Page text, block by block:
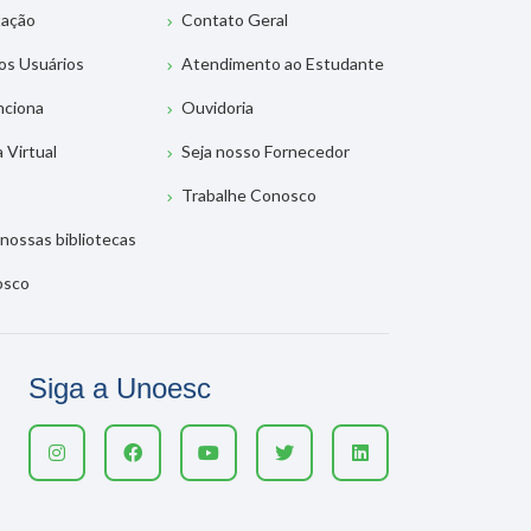
Usuários
Virtual
bibliotecas
Contato Geral
Atendimento ao Estudante
Ouvidoria
Seja nosso Fornecedor
Trabalhe Conosco
Siga a Unoesc